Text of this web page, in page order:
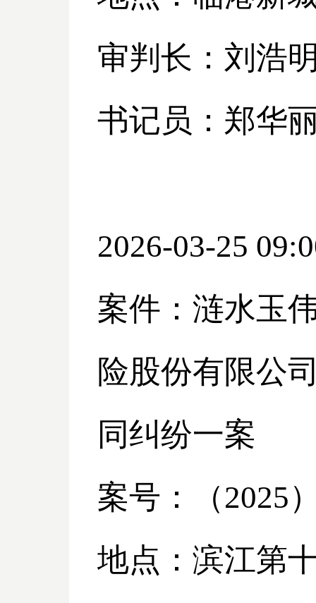
审判长：刘浩
书记员：郑华
2026-03-25
案件：涟水玉
险股份有限公
同纠纷一案
案号：（2025
地点：滨江第